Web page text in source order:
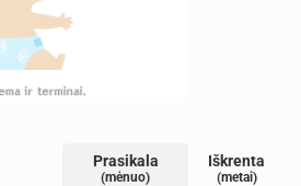
Prasikala
(mėnuo)
Iškrenta
(metai)